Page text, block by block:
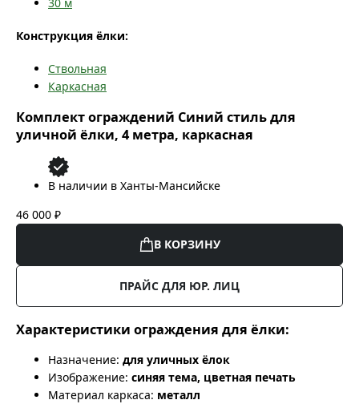
30 м
Конструкция ёлки:
Ствольная
Каркасная
Комплект ограждений Синий стиль для
уличной ёлки, 4 метра, каркасная
В наличии в Ханты-Мансийске
46 000 ₽
В КОРЗИНУ
ПРАЙС ДЛЯ ЮР. ЛИЦ
Характеристики ограждения для ёлки:
Назначение: для уличных ёлок
Изображение: синяя тема, цветная печать
Материал каркаса: металл